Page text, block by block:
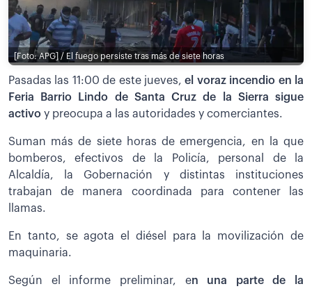
[Foto: APG] / El fuego persiste tras más de siete horas
Pasadas las 11:00 de este jueves,el voraz incendio en la
Feria Barrio Lindo de Santa Cruz de la Sierra sigue
activo y preocupa a las autoridades y comerciantes.
Suman más de siete horas de emergencia, en la que
bomberos, efectivos de la Policía, personal de la
Alcaldía, la Gobernación y distintas instituciones
trabajan de manera coordinada para contener las
llamas.
En tanto, se agota el diésel para la movilización de
maquinaria.
Según el informe preliminar, en una parte de la